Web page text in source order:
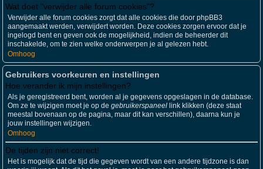
Wat doet "verwijder alle forum cookies"?
Verwijder alle forum cookies zorgt dat alle cookies die door phpBB3
aangemaakt werden, verwijdert worden. Deze cookies zorgen ervoor dat je
ingelogd bent en geven ook de mogelijkheid, indien de beheerder dit
inschakelde, om te zien welke onderwerpen je al gelezen hebt.
Omhoog
Gebruikers voorkeuren en instellingen
Hoe verander ik mijn instellingen?
Als je geregistreerd bent, worden al je gegevens opgeslagen in de database.
Om ze te wijzigen moet je op de gebruikerspaneel link klikken (deze staat
meestal bovenaan op de pagina, maar dit kan verschillen), daarna kun je
jouw instellingen wijzigen.
Omhoog
De tijden zijn niet correct!
Het is mogelijk dat de tijd die gegeven wordt van een andere tijdzone is dan